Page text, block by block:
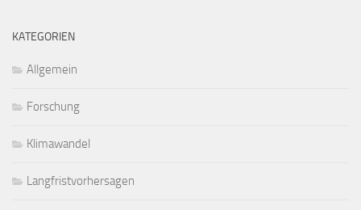
KATEGORIEN
Allgemein
Forschung
Klimawandel
Langfristvorhersagen